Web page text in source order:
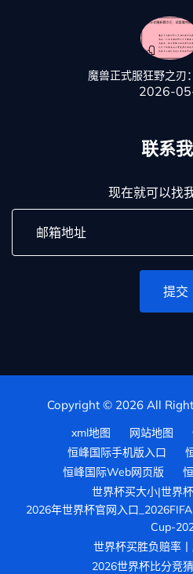
魔兽正式服狂野之刃
2026-
联系
现在就可以找
提交
Copyright © 2026 All
xml地图 网站地图
恒峰国际手机版入口
恒峰国际Web网页版
世界杯买大小|世界
2026年世界杯官网入口
Cup-
世界杯买胜负赔率
2026世界杯比分竞